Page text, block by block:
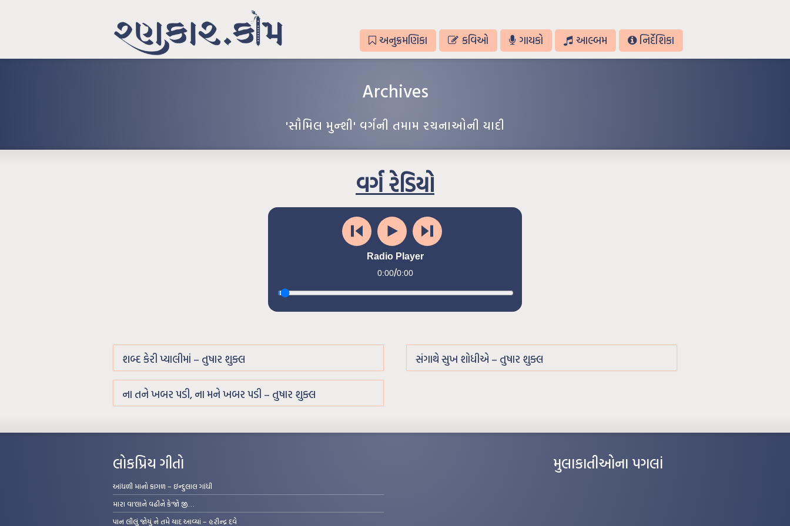
અનુક્રમણિકા કવિઓ ગાયકો આલ્બમ નિર્દેશિકા
Archives
'સૌમિલ મુન્શી' વર્ગની તમામ રચનાઓની યાદી
વર્ગ રેડિયો
Radio Player
0:00/0:00
શબ્દ કેરી પ્યાલીમાં – તુષાર શુક્લ સંગાથે સુખ શોધીએ – તુષાર શુક્લ
ના તને ખબર પડી, ના મને ખબર પડી – તુષાર શુક્લ
લોકપ્રિય ગીતો
આંધળી માનો કાગળ – ઇન્દુલાલ ગાંધી
મારા વા’લાને વઢીને કે’જો જી…
પાન લીલું જોયું ને તમે યાદ આવ્યાં – હરીન્દ્ર દવે
મુલાકાતીઓના પગલાં